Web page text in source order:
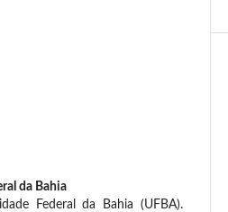
da Bahia
Federal da Bahia (UFBA).